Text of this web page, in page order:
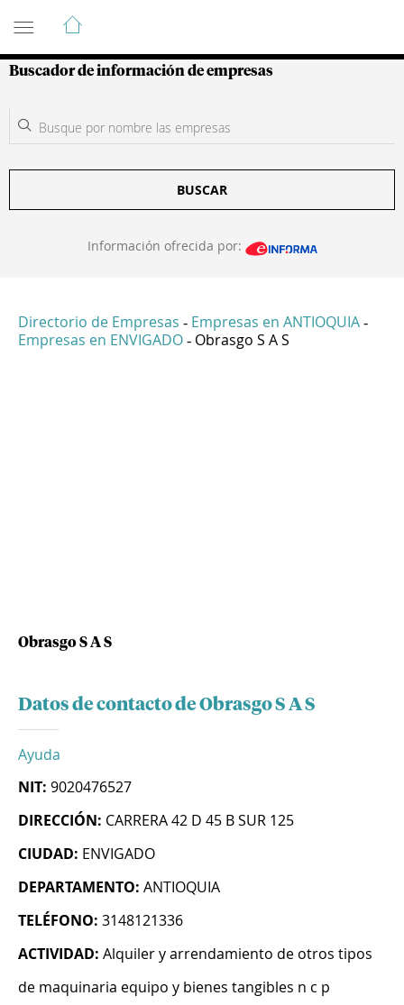
Guía de Empresas Colombianas
Buscador de información de empresas
BUSCAR
Información ofrecida por:
Directorio de Empresas - Empresas en ANTIOQUIA -
Empresas en ENVIGADO - Obrasgo S A S
Obrasgo S A S
Datos de contacto de Obrasgo S A S
Ayuda
NIT: 9020476527
DIRECCIÓN: CARRERA 42 D 45 B SUR 125
CIUDAD: ENVIGADO
DEPARTAMENTO: ANTIOQUIA
TELÉFONO: 3148121336
ACTIVIDAD: Alquiler y arrendamiento de otros tipos
de maquinaria equipo y bienes tangibles n c p